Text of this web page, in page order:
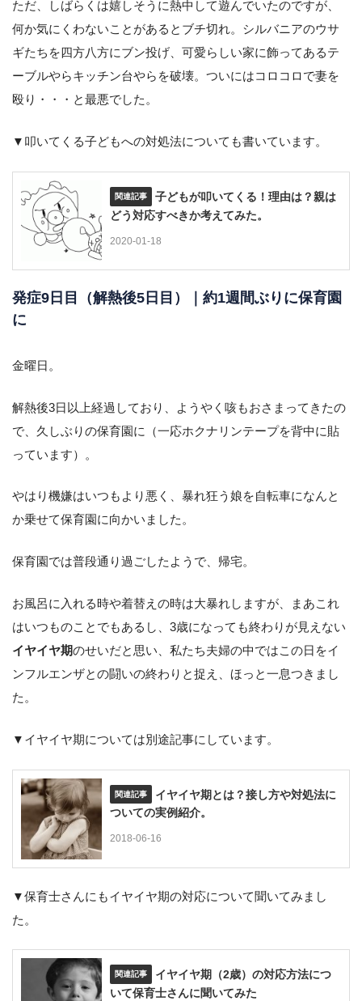
ただ、しばらくは嬉しそうに熱中して遊んでいたのですが、
何か気にくわないことがあるとブチ切れ。シルバニアのウサ
ギたちを四方八方にブン投げ、可愛らしい家に飾ってあるテ
ーブルやらキッチン台やらを破壊。ついにはコロコロで妻を
殴り・・・と最悪でした。
▼叩いてくる子どもへの対処法についても書いています。
子どもが叩いてくる！理由は？親は
どう対応すべきか考えてみた。
2020-01-18
発症9日目（解熱後5日目）｜約1週間ぶりに保育園
に
金曜日。
解熱後3日以上経過しており、ようやく咳もおさまってきたの
で、久しぶりの保育園に（一応ホクナリンテープを背中に貼
っています）。
やはり機嫌はいつもより悪く、暴れ狂う娘を自転車になんと
か乗せて保育園に向かいました。
保育園では普段通り過ごしたようで、帰宅。
お風呂に入れる時や着替えの時は大暴れしますが、まあこれ
はいつものことでもあるし、3歳になっても終わりが見えない
イヤイヤ期のせいだと思い、私たち夫婦の中ではこの日をイ
ンフルエンザとの闘いの終わりと捉え、ほっと一息つきまし
た。
▼イヤイヤ期については別途記事にしています。
イヤイヤ期とは？接し方や対処法に
ついての実例紹介。
2018-06-16
▼保育士さんにもイヤイヤ期の対応について聞いてみまし
た。
イヤイヤ期（2歳）の対応方法につ
いて保育士さんに聞いてみた